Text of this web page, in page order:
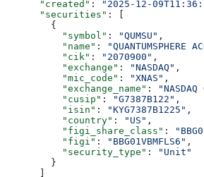
      "created"
: "2025-12-
      "securities"
: [
        {
          "symbol"
: "QUMSU" ,
          "name"
: "QUANTUMSPHERE
          "cik"
: "2070900" ,
          "exchange"
: "NASDAQ" ,
          "mic_code"
: "XNAS" ,
          "exchange_name"
:
          "cusip"
: "G7387B122" ,
          "isin"
: "KYG7387B1225" ,
          "country"
: "US" ,
          "figi_share_class"
:
          "figi"
: "BBG01VBMFLS6" ,
          "security_type"
:
"Unit"
        }